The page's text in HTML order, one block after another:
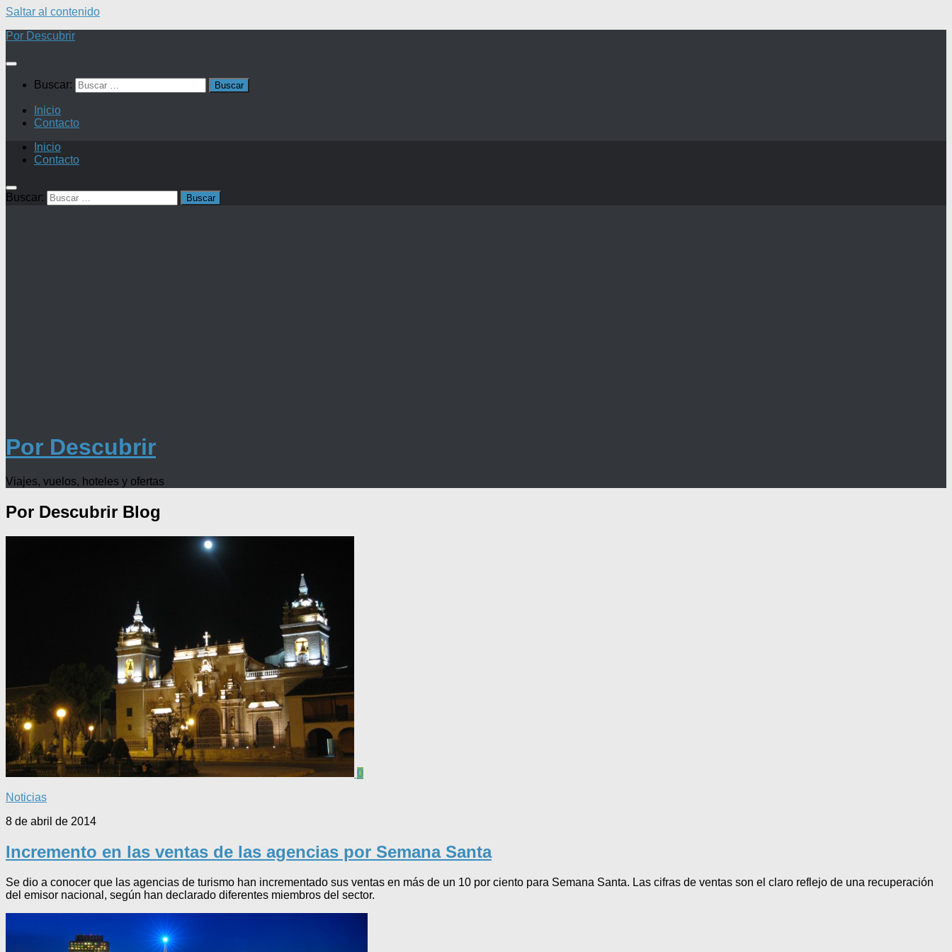
Saltar al contenido
Por Descubrir
Buscar:
Inicio
Contacto
Inicio
Contacto
Buscar:
Por Descubrir
Viajes, vuelos, hoteles y ofertas
Por Descubrir Blog
0
Noticias
8 de abril de 2014
Incremento en las ventas de las agencias por Semana Santa
Se dio a conocer que las agencias de turismo han incrementado sus ventas en más de un 10 por ciento para Semana Santa. Las cifras de ventas son el claro reflejo de una recuperación
del emisor nacional, según han declarado diferentes miembros del sector.